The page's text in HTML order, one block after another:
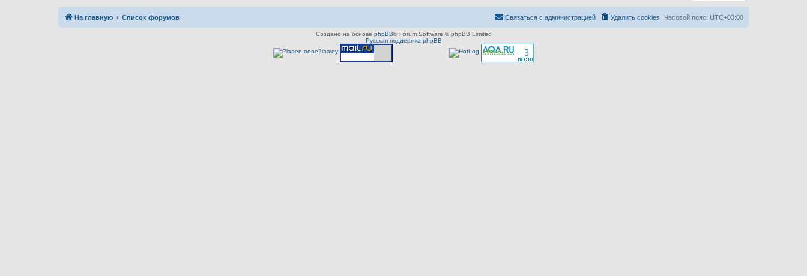
На главную Список форумов Часовой пояс: UTC+03:00
Удалить cookies
Связаться с администрацией
Создано на основе phpBB® Forum Software © phpBB Limited
Русская поддержка phpBB